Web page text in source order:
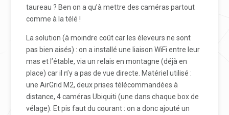
taureau ? Ben on a qu’à mettre des caméras partout
comme à la télé !
La solution (à moindre coût car les éleveurs ne sont
pas bien aisés) : on a installé une liaison WiFi entre leur
mas et l’étable, via un relais en montagne (déjà en
place) car il n’y a pas de vue directe. Matériel utilisé :
une AirGrid M2, deux prises télécommandées à
distance, 4 caméras Ubiquiti (une dans chaque box de
vélage). Et pis faut du courant : on a donc ajouté un